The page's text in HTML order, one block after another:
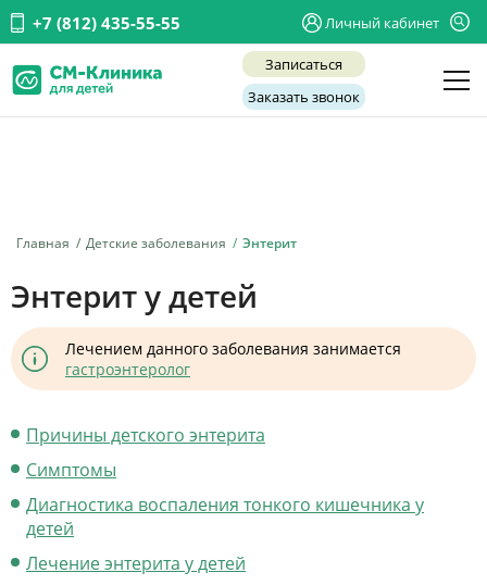
+7 (812) 435-55-55 Личный кабинет
Записаться
Заказать звонок
Главная Детские заболевания Энтерит
Энтерит у детей
Лечением данного заболевания занимается
гастроэнтеролог
Причины детского энтерита
Симптомы
Диагностика воспаления тонкого кишечника у
детей
Лечение энтерита у детей
Услуги
Заболевания
О нас
Отзывы
Контакты